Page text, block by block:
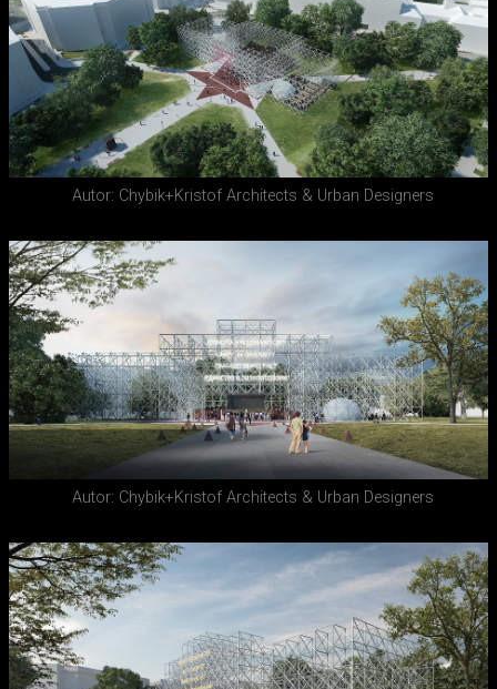
Autor: Chybik+Kristof Architects & Urban Designers
Autor: Chybik+Kristof Architects & Urban Designers